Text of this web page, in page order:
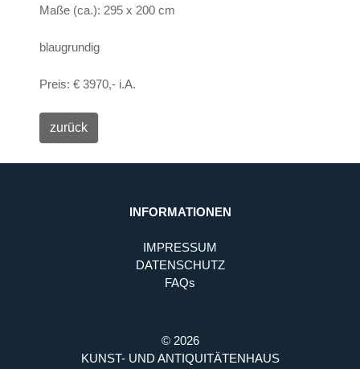
Maße (ca.): 295 x 200 cm
blaugrundig
Preis: € 3970,- i.A.
INFORMATIONEN
IMPRESSUM
DATENSCHUTZ
FAQs
© 2026
KUNST- UND ANTIQUITÄTENHAUS